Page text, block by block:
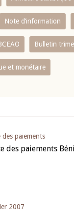
Note d’information
Bulletin
et monétaire
des paiements
des paiements
2007